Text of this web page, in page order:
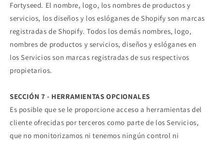
Fortyseed. El nombre, logo, los nombres de productos y
servicios, los diseños y los eslóganes de Shopify son marcas
registradas de Shopify. Todos los demás nombres, logo,
nombres de productos y servicios, diseños y eslóganes en
los Servicios son marcas registradas de sus respectivos
propietarios.
SECCIÓN 7 - HERRAMIENTAS OPCIONALES
Es posible que se le proporcione acceso a herramientas del
cliente ofrecidas por terceros como parte de los Servicios,
que no monitorizamos ni tenemos ningún control ni